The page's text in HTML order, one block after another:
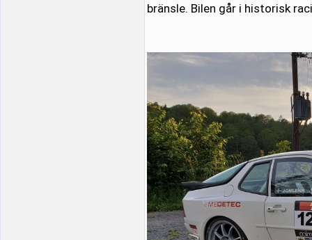
bränsle. Bilen går i historisk